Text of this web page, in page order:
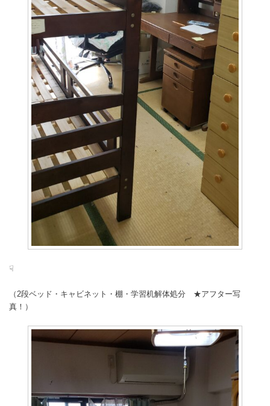
☟
（2段ベッド・キャビネット・棚・学習机解体処分 ★アフター写
真！）